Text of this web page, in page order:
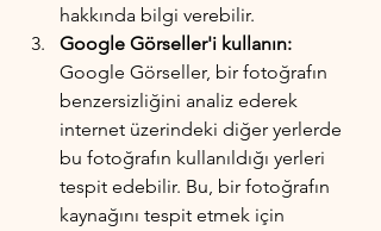
hakkında bilgi verebilir.
Google Görseller'i kullanın:
Google Görseller, bir fotoğrafın
benzersizliğini analiz ederek
internet üzerindeki diğer yerlerde
bu fotoğrafın kullanıldığı yerleri
tespit edebilir. Bu, bir fotoğrafın
kaynağını tespit etmek için